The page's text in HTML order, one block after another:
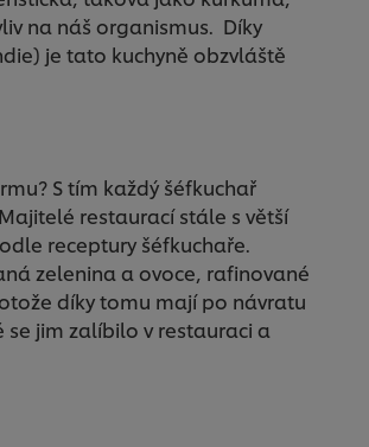
na náš organismus. Díky
je tato kuchyně obzvláště
S tím každý šéfkuchař
restaurací stále s větší
receptury šéfkuchaře.
zelenina a ovoce, rafinované
díky tomu mají po návratu
jim zalíbilo v restauraci a